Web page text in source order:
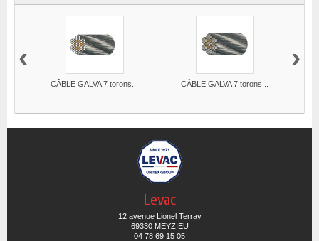
CÂBLE GALVA 7 torons... CÂBLE GALVA 7 torons...
‹ ›
Levac
12 avenue Lionel Terray
69330 MEYZIEU
04 78 69 15 05